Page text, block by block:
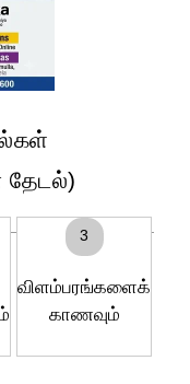
3
விளம்பரங்களைக்
காணவும்